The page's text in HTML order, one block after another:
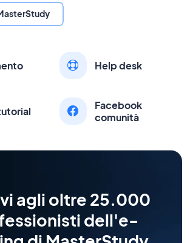
Help desk
Facebook
comunità
agli oltre 25.000
dell'e-